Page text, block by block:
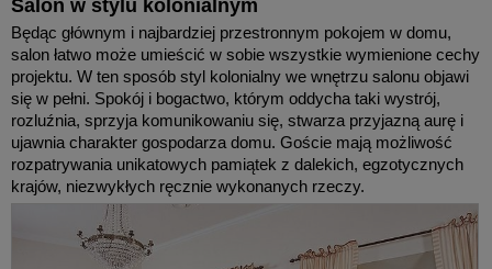
Salon w stylu kolonialnym
Będąc głównym i najbardziej przestronnym pokojem w domu,
salon łatwo może umieścić w sobie wszystkie wymienione cechy
projektu. W ten sposób styl kolonialny we wnętrzu salonu objawi
się w pełni. Spokój i bogactwo, którym oddycha taki wystrój,
rozluźnia, sprzyja komunikowaniu się, stwarza przyjazną aurę i
ujawnia charakter gospodarza domu. Goście mają możliwość
rozpatrywania unikatowych pamiątek z dalekich, egzotycznych
krajów, niezwykłych ręcznie wykonanych rzeczy.